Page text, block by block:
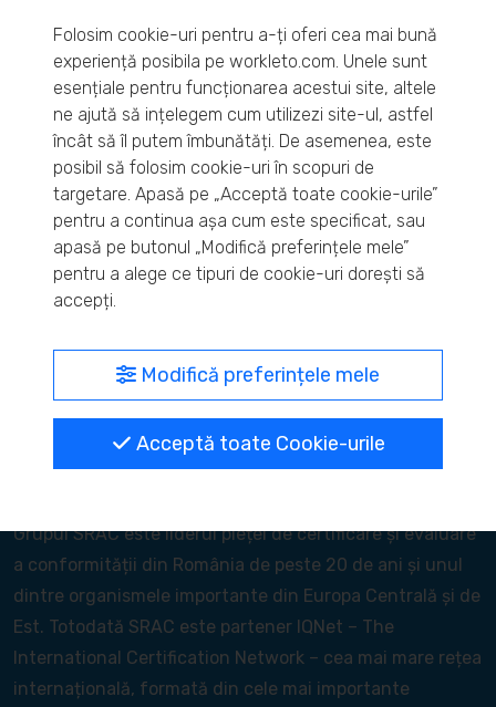
afacerii.
Contactați-ne acum
Certificare ISO 27001 de
SRAC din 2019!
Grupul SRAC este liderul pieței de certificare și evaluare
a conformității din România de peste 20 de ani și unul
dintre organismele importante din Europa Centrală și de
Est. Totodată SRAC este partener IQNet – The
International Certification Network – cea mai mare rețea
internațională, formată din cele mai importante
Folosim cookie-uri pentru a-ți oferi cea mai bună
experiență posibila pe workleto.com. Unele sunt
esențiale pentru funcționarea acestui site, altele
ne ajută să ințelegem cum utilizezi site-ul, astfel
încât să îl putem îmbunătăți. De asemenea, este
posibil să folosim cookie-uri în scopuri de
targetare. Apasă pe „Acceptă toate cookie-urile”
pentru a continua așa cum este specificat, sau
apasă pe butonul „Modifică preferințele mele”
pentru a alege ce tipuri de cookie-uri dorești să
accepți.
Modifică preferințele mele
Acceptă toate Cookie-urile